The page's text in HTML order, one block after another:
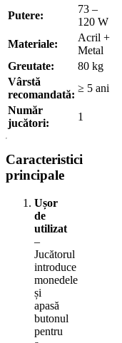
Putere:
73 –
120 W
Materiale:
Acril +
Metal
Greutate:
80 kg
Vârstă
recomandată:
≥ 5 ani
Număr
jucători:
1
Caracteristici
principale
Ușor
de
utilizat
–
Jucătorul
introduce
monedele
și
apasă
butonul
pentru